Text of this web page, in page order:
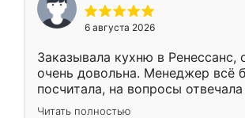
6 августа 2026
Заказывала кухню в Ренессанс,
очень довольна. Менеджер всё
посчитала, на вопросы отвечала
Замерщик приехал в субботу,
Читать полностью